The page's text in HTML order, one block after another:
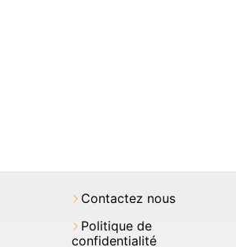
Contactez nous
Politique de
confidentialité